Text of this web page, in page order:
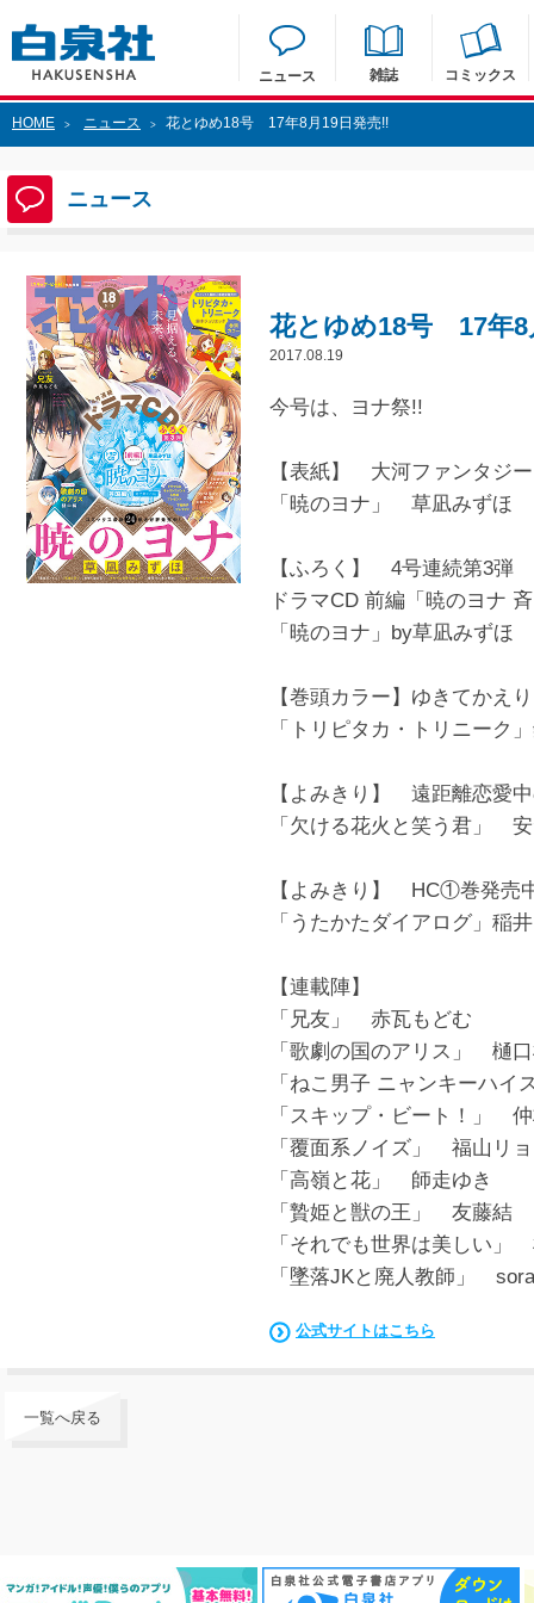
ニュース 雑誌 コミックス
HOME > ニュース > 花とゆめ18号 17年8月19日発売!!
ニュース
花とゆめ18号 17年8
2017.08.19
今号は、ヨナ祭!!
【表紙】 大河ファンタジ
「暁のヨナ」 草凪みずほ
【ふろく】 4号連続第3弾
ドラマCD 前編「暁のヨナ
「暁のヨナ」by草凪みずほ
【巻頭カラー】ゆきてか
「トリピタカ・トリニーク
【よみきり】 遠距離恋愛
「欠ける花火と笑う君」
【よみきり】 HC①巻発売
「うたかたダイアログ」稲
【連載陣】
「兄友」 赤瓦もどむ
「歌劇の国のアリス」 樋
「ねこ男子 ニャンキーハ
「スキップ・ビート！」
「覆面系ノイズ」 福山リ
「高嶺と花」 師走ゆき
「贄姫と獣の王」 友藤結
「それでも世界は美しい」
「墜落JKと廃人教師」
公式サイトはこちら
一覧へ戻る